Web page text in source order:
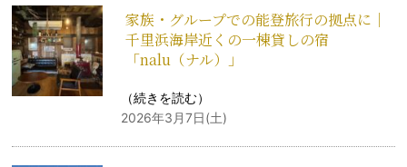
家族・グループでの能登旅行の拠点に｜
千里浜海岸近くの一棟貸しの宿
「nalu（ナル）」
（続きを読む）
2026年3月7日(土)